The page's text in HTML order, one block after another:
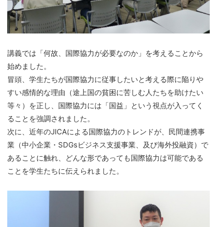
講義では「何故、国際協力が必要なのか」を考えることから
始めました。
冒頭、学生たちが国際協力に従事したいと考える際に陥りや
すい感情的な理由（途上国の貧困に苦しむ人たちを助けたい
等々）を正し、国際協力には「国益」という視点が入ってく
ることを強調されました。
次に、近年のJICAによる国際協力のトレンドが、民間連携事
業（中小企業・SDGsビジネス支援事業、及び海外投融資）で
あることに触れ、どんな形であっても国際協力は可能である
ことを学生たちに伝えられました。